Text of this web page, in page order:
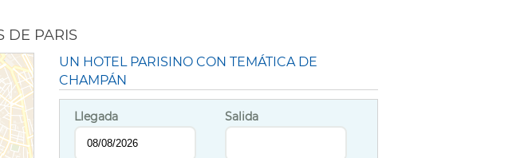
DE PARIS
UN HOTEL PARISINO CON TEMÁTICA DE
CHAMPÁN
Llegada Salida